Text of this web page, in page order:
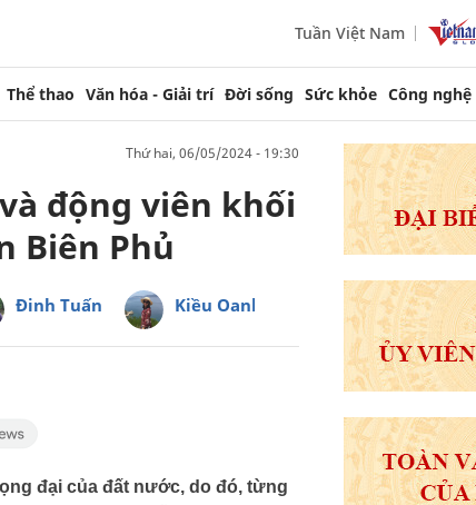
Tuần Việt Nam
Thể thao Văn hóa - Giải trí Đời sống Sức khỏe Công nghệ
thứ hai, 06/05/2024 - 19:30
động viên khối
Biên Phủ
Đinh Tuấn Kiều Oanh
đại của đất nước, do đó, từng